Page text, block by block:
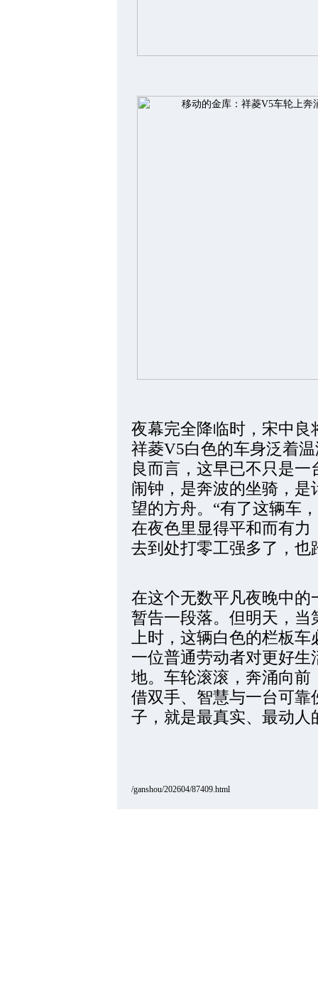
夜幕完全降临时，宋中
祥菱V5白色的车身泛着
良而言，这早已不只是
闹钟，是奔波的坐骑，
望的方舟。“有了这辆车
在夜色里显得平和而有力
去到处打零工强多了，也
在这个无数平凡夜晚中
暂告一段落。但明天，
上时，这辆白色的栏板
一位普通劳动者对更好
地。车轮滚滚，奔涌向
借双手、智慧与一台可
子，就是最真实、最动人
/ganshou/202604/87409.html